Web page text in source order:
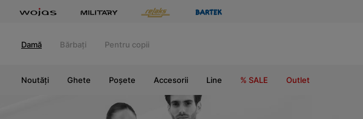
Damă Bărbați Pentru copii
Noutăți Ghete Poșete Accesorii Line % SALE Outlet